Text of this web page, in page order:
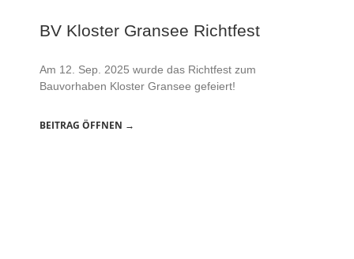
BV Kloster Gransee Richtfest
Am 12. Sep. 2025 wurde das Richtfest zum
Bauvorhaben Kloster Gransee gefeiert!
BEITRAG ÖFFNEN →